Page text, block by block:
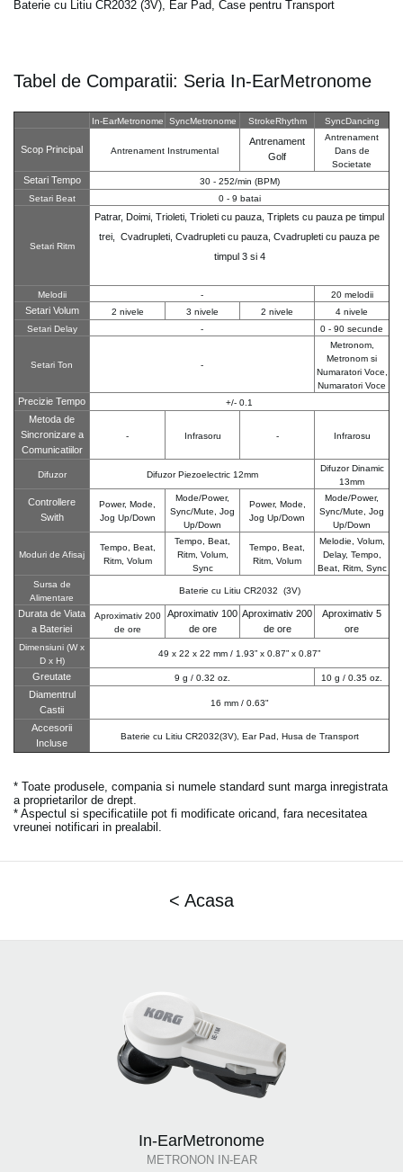
Baterie cu Litiu CR2032 (3V), Ear Pad, Case pentru Transport
Tabel de Comparatii: Seria In-EarMetronome
In-EarMetronome SyncMetronome StrokeRhythm SyncDancing
Scop Principal Antrenament Instrumental
Antrenament
Golf
Antrenament
Dans de
Societate
Setari Tempo
30 - 252/min (BPM)
Setari Beat
0 - 9 batai
Setari Ritm
Patrar, Doimi, Trioleti, Trioleti cu pauza, Triplets cu pauza pe timpul
trei, Cvadrupleti, Cvadrupleti cu pauza, Cvadrupleti cu pauza pe
timpul 3 si 4
Melodii - 20 melodii
Setari Volum 2 nivele 3 nivele 2 nivele
4 nivele
Setari Delay
- 0 - 90 secunde
Setari Ton -
Metronom,
Metronom si
Numaratori Voce,
Numaratori Voce
Precizie Tempo +/- 0.1
Metoda de
Sincronizare a
Comunicatiilor
- Infrasoru - Infrarosu
Difuzor Difuzor Piezoelectric 12mm
Difuzor Dinamic
13mm
Controllere
Swith
Power, Mode,
Jog Up/Down
Mode/Power,
Sync/Mute, Jog
Up/Down
Power, Mode,
Jog Up/Down
Mode/Power,
Sync/Mute, Jog
Up/Down
Moduri de Afisaj
Tempo, Beat,
Ritm, Volum
Tempo, Beat,
Ritm, Volum,
Sync
Tempo, Beat,
Ritm, Volum
Melodie, Volum,
Delay, Tempo,
Beat, Ritm, Sync
Sursa de
Alimentare
Baterie cu Litiu CR2032 (3V)
Durata de Viata
a Bateriei
Aproximativ 200
de ore
Aproximativ 100
de ore
Aproximativ 200
de ore
Aproximativ 5
ore
Dimensiuni (W x
D x H)
49 x 22 x 22 mm / 1.93” x 0.87” x 0.87”
Greutate 9 g / 0.32 oz. 10 g / 0.35 oz.
Diamentrul
Castii
16 mm / 0.63"
Accesorii
Incluse
Baterie cu Litiu CR2032(3V), Ear Pad, Husa de Transport
* Toate produsele, compania si numele standard sunt marga inregistrata
a proprietarilor de drept.
* Aspectul si specificatiile pot fi modificate oricand, fara necesitatea
vreunei notificari in prealabil.
< Acasa
In-EarMetronome
METRONON IN-EAR